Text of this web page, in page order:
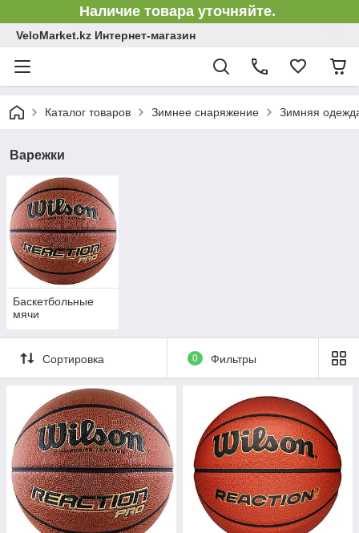
Наличие товара уточняйте.
VeloMarket.kz Интернет-магазин
Каталог товаров Зимнее снаряжение Зимняя
Варежки
Баскетбольные
мячи
Сортировка 0 Фильтры